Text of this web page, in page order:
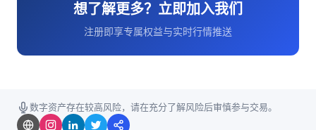
想了解更多？立即加入我们
注册即享专属权益与实时行情推送
数字资产存在较高风险，请在充分了解风险后审慎参与交易。